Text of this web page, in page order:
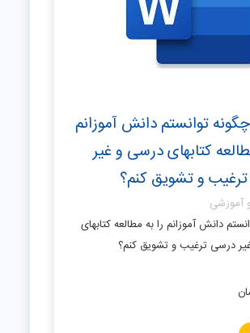
چگونه توانستم دانش آموزانم
کتابهای درسی و غیر
و تشویق کنم؟
آموزشی
دانش آموزانم را به مطالعه کتابهای
درسی ترغیب و تشویق کنم؟